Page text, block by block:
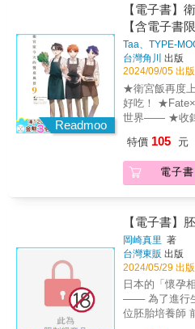
白玉水果雞
魚薯條 059
魚配涼拌波
又暖又甜的法
脆口感的甜辣
父的一天
也想吃吃看衛
登場料理的食
Readmoo
【電子書】
【含電子書
Taa、TYPE-
台灣角川 出版
2024/09/05 出版
★衛宮飯再度
好吃！
世界—— ★收錄
品)點綴每天的
味料理。 由「
郎親手做的衛
白玉水果雞
魚薯條 059
魚配涼拌波菜
又暖又甜的法
脆口感的甜辣
父的一天 151
也想吃吃看衛
登場料理的食
特價 105 元
電子書
【電子書】
岡崎真里 著
台灣東販 出版
2024/05/29 出版
日本的「懷孕
─── 為了進行生殖醫療的講課， 水澤和一色兩
位胚胎培養師 前往學校。